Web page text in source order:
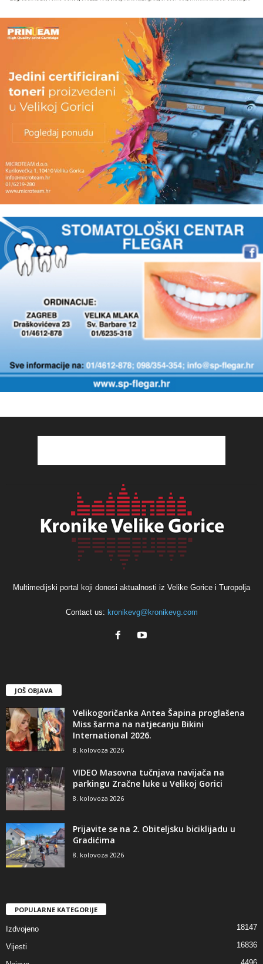
Multimedijski portal koji donosi aktualnosti iz Velike Gorice i Turopolja
Contact us: kronikevg@kronikevg.com
JOŠ OBJAVA
Velikogoričanka Antea Šapina proglašena
Miss šarma na natjecanju Bikini
International 2026.
8. kolovoza 2026
VIDEO Masovna tučnjava navijača na
parkingu Zračne luke u Velikoj Gorici
8. kolovoza 2026
Prijavite se na 2. Obiteljsku biciklijadu u
Gradićima
8. kolovoza 2026
POPULARNE KATEGORIJE
Izdvojeno 18147
Vijesti 16836